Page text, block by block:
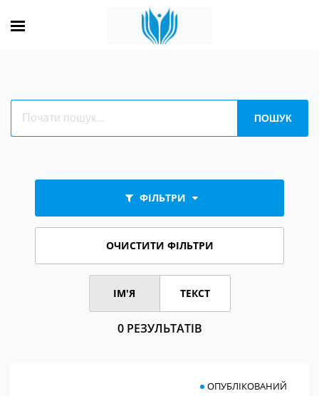
ФІЛЬТРИ
ОЧИСТИТИ ФІЛЬТРИ
0 РЕЗУЛЬТАТІВ
ІМ'Я ТЕКСТ
ОПУБЛІКОВАНИЙ